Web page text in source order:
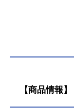
【商品情報】